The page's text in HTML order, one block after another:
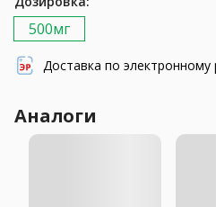
500мг
Доставка по электронному
Аналоги